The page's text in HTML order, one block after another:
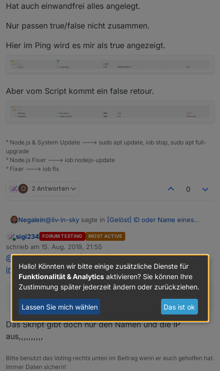
setStateDelayed(devicename,
   setStateDelayed(devicename, ip, 800);
createState(devicename, 'empty', { name:
});
createState('Netzwerk.Anzahl', 0, {
Hat auch einwandfrei alles angelegt.
Nur passen true/false nicht zusammen.
Hier im Ping wird es mir als true angezeigt.
Aber vom Script kommt ein false retour.
° Node.js & System Update ---> sudo apt update, iob stop, sudo apt full-
upgrade
° Node.js Fixer ---> iob nodejs-update
° Fixer ---> iob fix
O 2 Antworten 0
Negalein@liv-in-sky sagte in [Gelöst] ID oder Name eines
probier mal
legt die datenpunkte unter javascript.0.Netzwerk
ab - ```bitte Hostnamen wieder ändern!!! 2 mal:
auch im replace
Servus
Habe dein Script an meinen Ping-Adapter angepasst.
Hat auch einwandfrei alles angelegt.
Nur passen true/false nicht zusammen.
Hier im Ping wird es mir als true angezeigt.
Online
sigi234 FORUM TESTING MOST ACTIVE
schrieb am 15. Aug. 2019, 21:55
zuletzt editiert von
@Negaleinsagte in[Gelöst] ID oder Name eines State
in Vis anzeigen:
Nur passen true/false nicht zusammen.
Das Skript gibt doch nur den Namen und die IP
aus,,,,,,,,,,
Bitte benutzt das Voting rechts unten im Beitrag wenn er euch geholfen hat.
Immer Daten sichern!
Hallo! Könnten wir bitte einige zusätzliche Dienste für
Funktionalität & Analytics aktivieren? Sie können Ihre
Zustimmung später jederzeit ändern oder zurückziehen.
Lassen Sie mich wählen Das ist ok